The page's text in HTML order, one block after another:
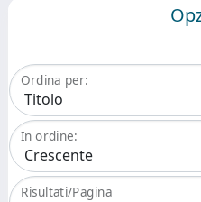
Ordina per:
In ordine:
Risultati/Pagina